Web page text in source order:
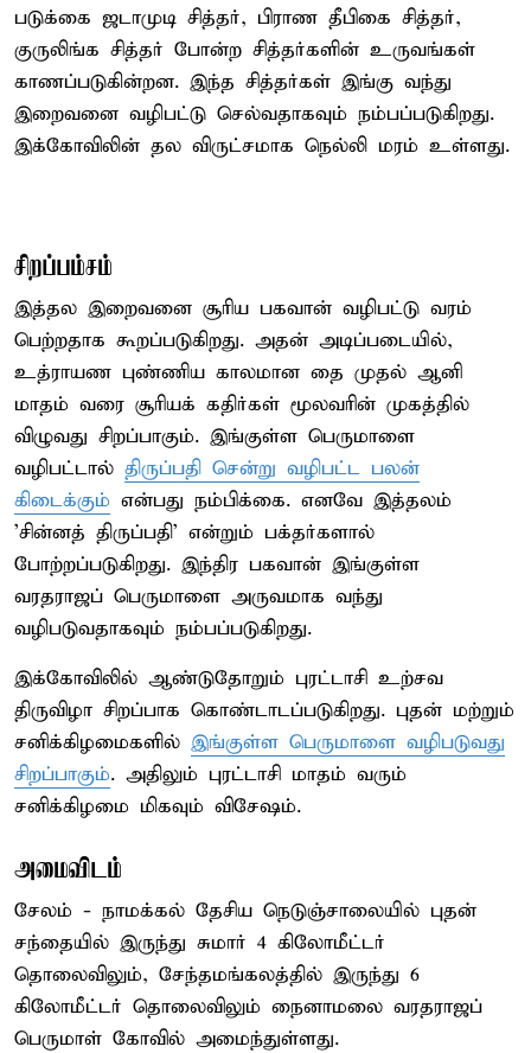
படுக்கை ஜடாமுடி சித்தர், பிராண தீபிகை சித்தர்,
குருலிங்க சித்தர் போன்ற சித்தர்களின் உருவங்கள்
காணப்படுகின்றன. இந்த சித்தர்கள் இங்கு வந்து
இறைவனை வழிபட்டு செல்வதாகவும் நம்பப்படுகிறது.
இக்கோவிலின் தல விருட்சமாக நெல்லி மரம் உள்ளது.
சிறப்பம்சம்
இத்தல இறைவனை சூரிய பகவான் வழிபட்டு வரம்
பெற்றதாக கூறப்படுகிறது. அதன் அடிப்படையில்,
உத்ராயண புண்ணிய காலமான தை முதல் ஆனி
மாதம் வரை சூரியக் கதிர்கள் மூலவரின் முகத்தில்
விழுவது சிறப்பாகும். இங்குள்ள பெருமாளை
வழிபட்டால் திருப்பதி சென்று வழிபட்ட பலன்
கிடைக்கும் என்பது நம்பிக்கை. எனவே இத்தலம்
'சின்னத் திருப்பதி' என்றும் பக்தர்களால்
போற்றப்படுகிறது. இந்திர பகவான் இங்குள்ள
வரதராஜப் பெருமாளை அருவமாக வந்து
வழிபடுவதாகவும் நம்பப்படுகிறது.
இக்கோவிலில் ஆண்டுதோறும் புரட்டாசி உற்சவ
திருவிழா சிறப்பாக கொண்டாடப்படுகிறது. புதன் மற்றும்
சனிக்கிழமைகளில் இங்குள்ள பெருமாளை வழிபடுவது
சிறப்பாகும். அதிலும் புரட்டாசி மாதம் வரும்
சனிக்கிழமை மிகவும் விசேஷம்.
அமைவிடம்
சேலம் - நாமக்கல் தேசிய நெடுஞ்சாலையில் புதன்
சந்தையில் இருந்து சுமார் 4 கிலோமீட்டர்
தொலைவிலும், சேந்தமங்கலத்தில் இருந்து 6
கிலோமீட்டர் தொலைவிலும் நைனாமலை வரதராஜப்
பெருமாள் கோவில் அமைந்துள்ளது.